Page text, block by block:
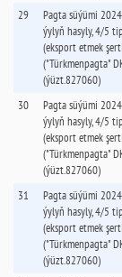
29
Pagta süýümi
ýylyň hasyly, 4/5
(eksport etmek
("Türkmenpagta"
(ýüzt.827060)
30
Pagta süýümi
ýylyň hasyly, 4/5
(eksport etmek
("Türkmenpagta"
(ýüzt.827060)
31
Pagta süýümi
ýylyň hasyly, 4/5
(eksport etmek
("Türkmenpagta"
(ýüzt.827060)